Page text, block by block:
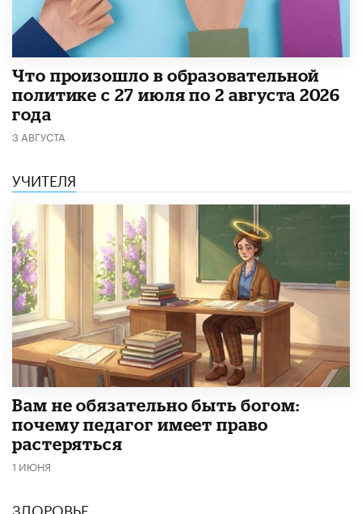
​Что произошло в образовательной
политике с 27 июля по 2 августа 2026
года
3 АВГУСТА
УЧИТЕЛЯ
​Вам не обязательно быть богом:
почему педагог имеет право
растеряться
1 ИЮНЯ
ЗДОРОВЬЕ